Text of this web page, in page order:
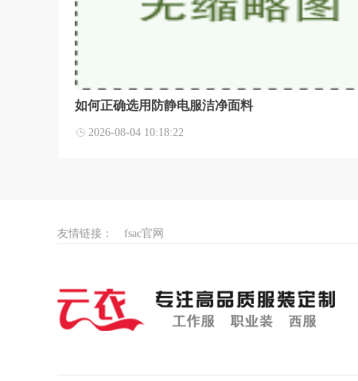
如何正确选用防静电服洁净面料
2026-08-04 10:18:22
友情链接： fsac官网